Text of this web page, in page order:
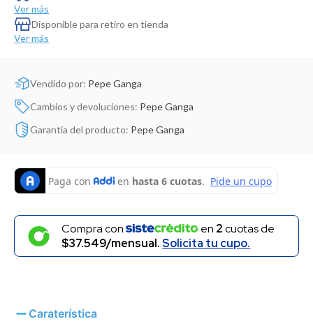
Ver más
Disponible para retiro en tienda
Ver más
Vendido por: Pepe Ganga
Cambios y devoluciones: Pepe Ganga
Garantía del producto: Pepe Ganga
Compra con en 2cuotas de
$37.549/mensual.Solicita tu cupo.
Caraterística
Dinosaurio Juguete